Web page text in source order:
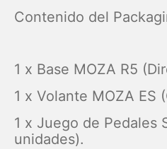
Contenido del
1 x Base MOZA R5
1 x Volante MOZA ES
1 x Juego de Pedales
unidades).